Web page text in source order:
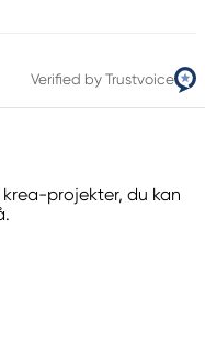
Verified by Trustvoice
projekter, du kan